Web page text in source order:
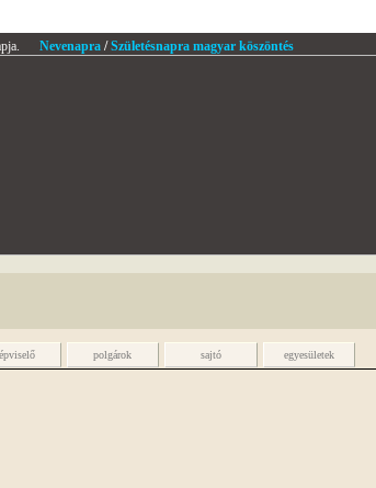
Nevenapra/Születésnapra magyar köszöntés
polgárok sajtó egyesületek